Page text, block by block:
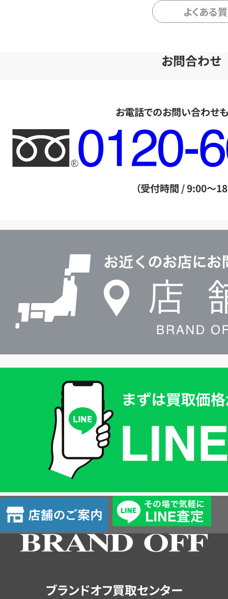
よくある
お問合わせ
お電話でのお問い合わせ
フ
リ
ー
ル
（受付時間 / 9:00～
査
定
店
舗
の
ブランドオフ買取センター